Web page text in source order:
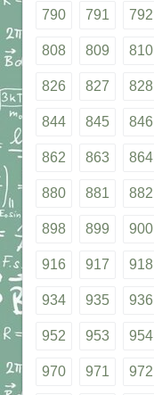
790 791 792
808 809 810
826 827 828
844 845 846
862 863 864
880 881 882
898 899 900
916 917 918
934 935 936
952 953 954
970 971 972